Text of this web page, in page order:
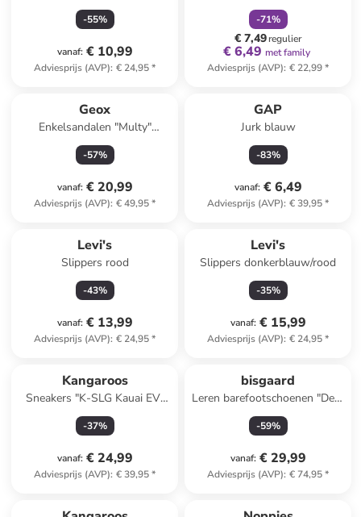
-55%
vanaf: € 10,99
Adviesprijs (AVP): € 24,95*
-71%
€ 7,49regulier
€ 6,49 met family
Adviesprijs (AVP): € 22,99*
Geox
Enkelsandalen "Multy"
donkerblauw/oranje
-57%
vanaf: € 20,99
Adviesprijs (AVP): € 49,95*
GAP
Jurk blauw
-83%
vanaf: € 6,49
Adviesprijs (AVP): € 39,95*
Levi's
Slippers rood
-43%
vanaf: € 13,99
Adviesprijs (AVP): € 24,95*
Levi's
Slippers donkerblauw/rood
-35%
vanaf: € 15,99
Adviesprijs (AVP): € 24,95*
Kangaroos
Sneakers "K-SLG Kauai EV"
grijs
-37%
vanaf: € 24,99
Adviesprijs (AVP): € 39,95*
bisgaard
Leren barefootschoenen "Dex"
lichtbruin
-59%
vanaf: € 29,99
Adviesprijs (AVP): € 74,95*